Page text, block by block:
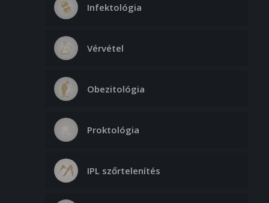
Infektológia
Vérvétel
Obezitológia
Proktológia
IPL szőrtelenítés